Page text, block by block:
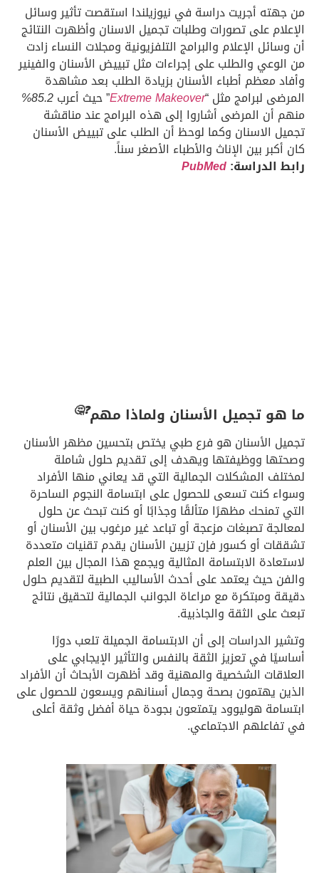
من جهته أجريت دراسة في نيوزيلندا استقصت تأثير وسائل
الإعلام على تصورات وطلبات تجميل الاسنان وأظهرت النتائج
أن وسائل الإعلام والبرامج التلفزيونية ومجلات النساء زادت
من الوعي والطلب على إجراءات مثل تبييض الأسنان والفينير
وأفاد معظم أطباء الأسنان بزيادة الطلب بعد مشاهدة
المرضى لبرامج مثل “Extreme Makeover” حيث أعرب85.2%
منهم أن المرضى أشاروا إلى هذه البرامج عند مناقشة
تجميل الاسنان وكما لوحظ أن الطلب على تبييض الأسنان
كان أكبر بين الإناث والأطباء الأصغر سناً.
رابط الدراسة:PubMed
ما هو تجميل الأسنان ولماذا مهم❓
🤔
تجميل الأسنان هو فرع طبي يختص بتحسين مظهر الأسنان
وصحتها ووظيفتها ويهدف إلى تقديم حلول شاملة
لمختلف المشكلات الجمالية التي قد يعاني منها الأفراد
وسواء كنت تسعى للحصول على ابتسامة النجوم الساحرة
التي تمنحك مظهرًا متألقًا وجذابًا أو كنت تبحث عن حلول
لمعالجة تصبغات مزعجة أو تباعد غير مرغوب بين الأسنان أو
تشققات أو كسور فإن تزيين الأسنان يقدم تقنيات متعددة
لاستعادة الابتسامة المثالية ويجمع هذا المجال بين العلم
والفن حيث يعتمد على أحدث الأساليب الطبية لتقديم حلول
دقيقة ومبتكرة مع مراعاة الجوانب الجمالية لتحقيق نتائج
تبعث على الثقة والجاذبية.
وتشير الدراسات إلى أن الابتسامة الجميلة تلعب دورًا
أساسيًا في تعزيز الثقة بالنفس والتأثير الإيجابي على
العلاقات الشخصية والمهنية وقد أظهرت الأبحاث أن الأفراد
الذين يهتمون بصحة وجمال أسنانهم ويسعون للحصول على
ابتسامة هوليوود يتمتعون بجودة حياة أفضل وثقة أعلى
في تفاعلهم الاجتماعي.